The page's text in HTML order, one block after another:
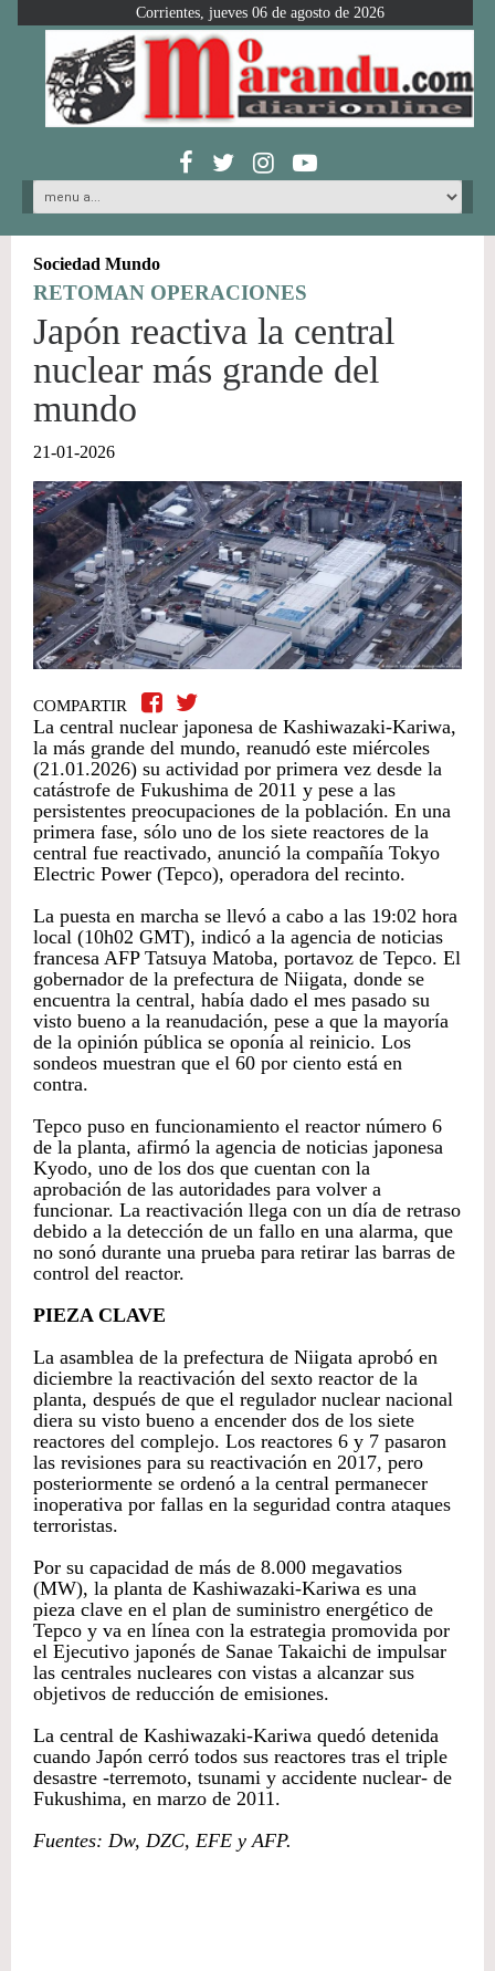
Corrientes, jueves 06 de agosto de 2026
Sociedad Mundo
RETOMAN OPERACIONES
Japón reactiva la central
nuclear más grande del
mundo
21-01-2026
COMPARTIR
La central nuclear japonesa de Kashiwazaki-Kariwa,
la más grande del mundo, reanudó este miércoles
(21.01.2026) su actividad por primera vez desde la
catástrofe de Fukushima de 2011 y pese a las
persistentes preocupaciones de la población. En una
primera fase, sólo uno de los siete reactores de la
central fue reactivado, anunció la compañía Tokyo
Electric Power (Tepco), operadora del recinto.
La puesta en marcha se llevó a cabo a las 19:02 hora
local (10h02 GMT), indicó a la agencia de noticias
francesa AFP Tatsuya Matoba, portavoz de Tepco. El
gobernador de la prefectura de Niigata, donde se
encuentra la central, había dado el mes pasado su
visto bueno a la reanudación, pese a que la mayoría
de la opinión pública se oponía al reinicio. Los
sondeos muestran que el 60 por ciento está en
contra.
Tepco puso en funcionamiento el reactor número 6
de la planta, afirmó la agencia de noticias japonesa
Kyodo, uno de los dos que cuentan con la
aprobación de las autoridades para volver a
funcionar. La reactivación llega con un día de retraso
debido a la detección de un fallo en una alarma, que
no sonó durante una prueba para retirar las barras de
control del reactor.
PIEZA CLAVE
La asamblea de la prefectura de Niigata aprobó en
diciembre la reactivación del sexto reactor de la
planta, después de que el regulador nuclear nacional
diera su visto bueno a encender dos de los siete
reactores del complejo. Los reactores 6 y 7 pasaron
las revisiones para su reactivación en 2017, pero
posteriormente se ordenó a la central permanecer
inoperativa por fallas en la seguridad contra ataques
terroristas.
Por su capacidad de más de 8.000 megavatios
(MW), la planta de Kashiwazaki-Kariwa es una
pieza clave en el plan de suministro energético de
Tepco y va en línea con la estrategia promovida por
el Ejecutivo japonés de Sanae Takaichi de impulsar
las centrales nucleares con vistas a alcanzar sus
objetivos de reducción de emisiones.
La central de Kashiwazaki-Kariwa quedó detenida
cuando Japón cerró todos sus reactores tras el triple
desastre -terremoto, tsunami y accidente nuclear- de
Fukushima, en marzo de 2011.
Fuentes: Dw, DZC, EFE y AFP.